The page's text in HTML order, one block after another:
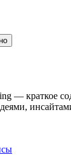
— краткое